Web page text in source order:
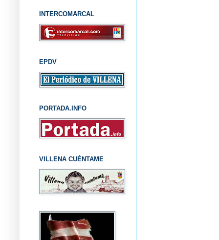
INTERCOMARCAL
EPDV
PORTADA.INFO
VILLENA CUÉNTAME